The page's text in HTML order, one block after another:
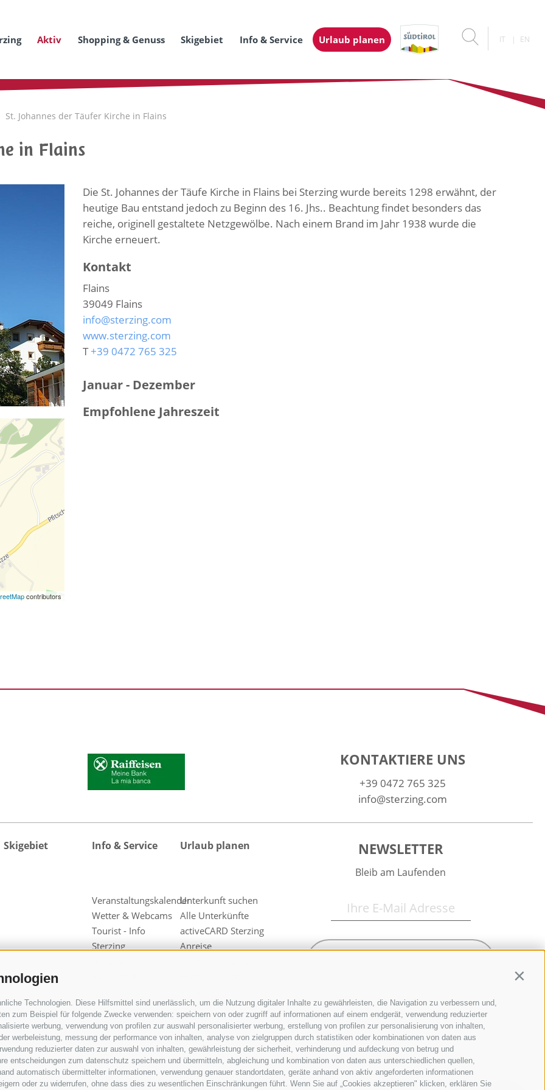
Technologien. Diese Hilfsmittel sind unerlässlich, um die Nutzung digitaler Inhalte zu gewährleisten, die Navigation zu verbessern und,
zum Beispiel für folgende Zwecke verwenden: speichern von oder zugriff auf informationen auf einem endgerät, verwendung reduzierter
werbung, verwendung von profilen zur auswahl personalisierter werbung, erstellung von profilen zur personalisierung von inhalten,
werbeleistung, messung der performance von inhalten, analyse von zielgruppen durch statistiken oder kombinationen von daten aus
reduzierter daten zur auswahl von inhalten, gewährleistung der sicherheit, verhinderung und aufdeckung von betrug und
entscheidungen zum datenschutz speichern und übermitteln, abgleichung und kombination von daten aus unterschiedlichen quellen,
automatisch übermittelter informationen, verwendung genauer standortdaten, geräte anhand von aktiv angeforderten informationen
oder zu widerrufen, ohne dass dies zu wesentlichen Einschränkungen führt. Wenn Sie auf „Cookies akzeptieren" klicken, erklären Sie
Aktiv Shopping & Genuss Skigebiet Info & Service Urlaub planen IT EN
St. Johannes der Täufer Kirche in Flains
in Flains
contributors
Die St. Johannes der Täufe Kirche in Flains bei Sterzing wurde bereits 1298 erwähnt, der
heutige Bau entstand jedoch zu Beginn des 16. Jhs.. Beachtung findet besonders das
reiche, originell gestaltete Netzgewölbe. Nach einem Brand im Jahr 1938 wurde die
Kirche erneuert.
Kontakt
Flains
39049 Flains
info@sterzing.com
www.sterzing.com
T+39 0472 765 325
Januar - Dezember
Empfohlene Jahreszeit
KONTAKTIERE UNS
+39 0472 765 325
info@sterzing.com
Skigebiet Info & Service
Veranstaltungskalender
Wetter & Webcams
Tourist - Info
Sterzing
Videos & Fotos
Unsere
Werbepartner
Gruppen &
Reiseveranstalter
Wipptal
Urlaub planen
Unterkunft suchen
Alle Unterkünfte
activeCARD Sterzing
Anreise
Hotel in Freienfeld
Urlaub auf dem
Bauernhof
NEWSLETTER
Bleib am Laufenden